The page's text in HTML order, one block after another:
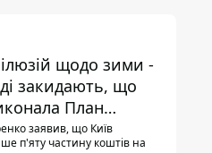
щодо зими -
закидають, що
План
на 20%
заявив, що Київ
п'яту частину коштів на